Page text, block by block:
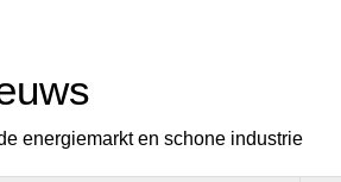
energiemarkt en schone industrie